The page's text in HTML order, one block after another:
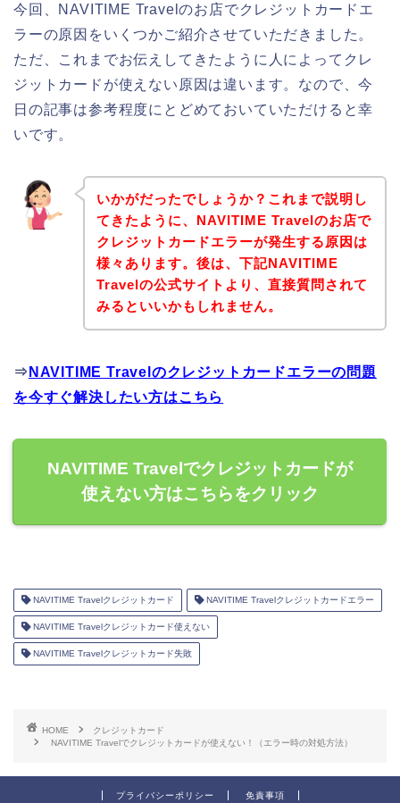
今回、NAVITIME Travelのお店でクレジットカードエ
ラーの原因をいくつかご紹介させていただきました。
ただ、これまでお伝えしてきたように人によってクレ
ジットカードが使えない原因は違います。なので、今
日の記事は参考程度にとどめておいていただけると幸
いです。
いかがだったでしょうか？これまで説明し
てきたように、NAVITIME Travelのお店で
クレジットカードエラーが発生する原因は
様々あります。後は、下記NAVITIME
Travelの公式サイトより、直接質問されて
みるといいかもしれません。
⇒ NAVITIME Travelのクレジットカードエラーの問題
を今すぐ解決したい方はこちら
NAVITIME Travelでクレジットカードが
使えない方はこちらをクリック
NAVITIME Travelクレジットカード NAVITIME Travelクレジットカードエラー
NAVITIME Travelクレジットカード使えない
NAVITIME Travelクレジットカード失敗
HOME
クレジットカード
NAVITIME Travelでクレジットカードが使えない！（エラー時の対処方法）
プライバシーポリシー 免責事項